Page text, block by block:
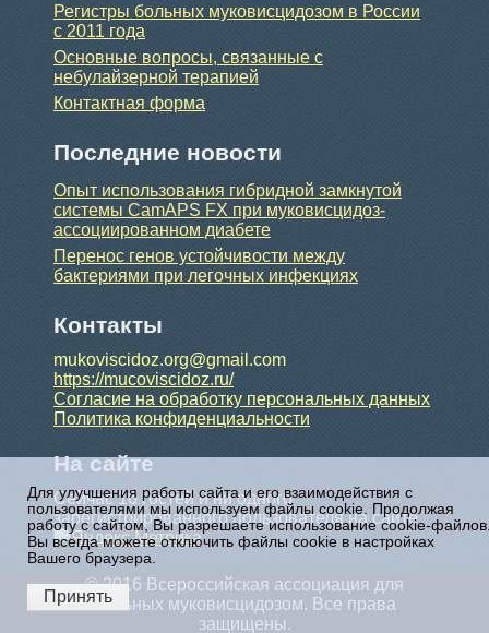
Регистры больных муковисцидозом в России
с 2011 года
Основные вопросы, связанные с
небулайзерной терапией
Контактная форма
Последние новости
Опыт использования гибридной замкнутой
системы CamAPS FX при муковисцидоз-
ассоциированном диабете
Перенос генов устойчивости между
бактериями при легочных инфекциях
Контакты
mukoviscidoz.org@gmail.com
https://mucoviscidoz.ru/
Согласие на обработку персональных данных
Политика конфиденциальности
На сайте
Сейчас 16 гостей и ни одного
зарегистрированного пользователя на сайте
© 2016 Всероссийская ассоциация для
больных муковисцидозом. Все права
защищены.
Для улучшения работы сайта и его взаимодействия с
пользователями мы используем файлы cookie. Продолжая
работу с сайтом, Вы разрешаете использование cookie-
Вы всегда можете отключить файлы cookie в настройках
Вашего браузера.
Принять